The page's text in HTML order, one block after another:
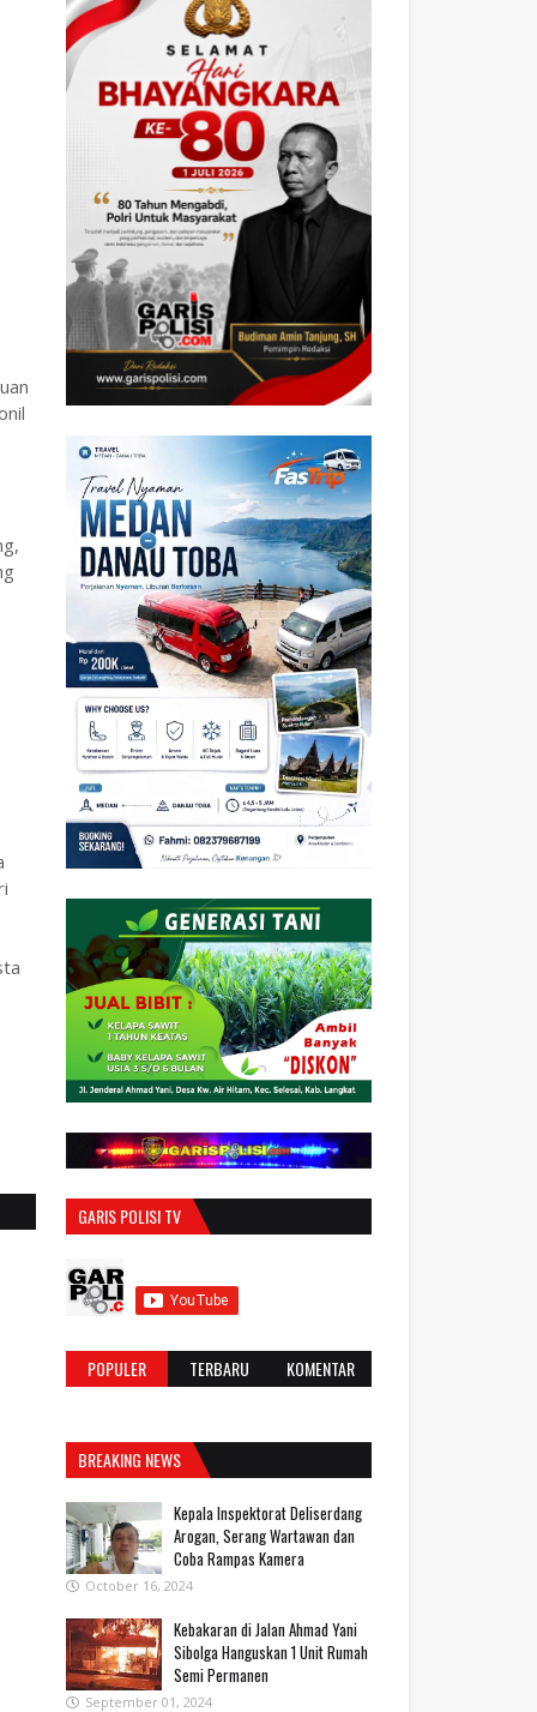
GARIS POLISI TV
POPULER TERBARU KOMENTAR
BREAKING NEWS
Kepala Inspektorat Deliserdang
Arogan, Serang Wartawan dan
Coba Rampas Kamera
October 16, 2024
Kebakaran di Jalan Ahmad Yani
Sibolga Hanguskan 1 Unit Rumah
Semi Permanen
September 01, 2024